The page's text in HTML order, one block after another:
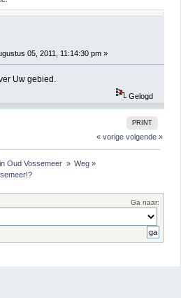
05, 2011, 11:14:30 pm »
Uw gebied.
Gelogd
PRINT
« vorige volgende »
in Oud Vossemeer » Weg»
Ga naar: